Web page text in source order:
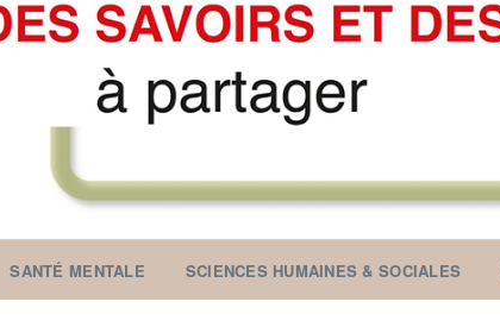
SANTÉ MENTALE SCIENCES HUMAINES & SOCIALES